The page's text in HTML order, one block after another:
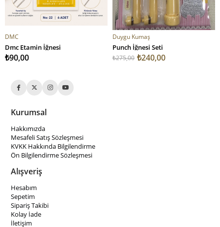
DMC
Dmc Etamin İğnesi
₺90,00
SEPETE EKLE
Duygu Kumaş
Punch İğnesi Seti
₺240,00
₺275,00
Kurumsal
Hakkımızda
Mesafeli Satış Sözleşmesi
KVKK Hakkında Bilgilendirme
Ön Bilgilendirme Sözleşmesi
Alışveriş
Hesabım
Sepetim
Sipariş Takibi
Kolay İade
İletişim